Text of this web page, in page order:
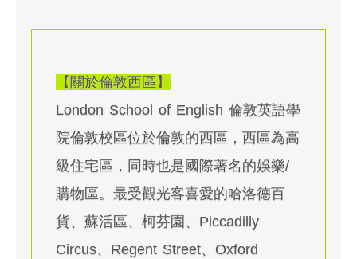
【關於倫敦西區】
London School of English 倫敦英語學
院倫敦校區位於倫敦的西區，西區為高
級住宅區，同時也是國際著名的娛樂/
購物區。最受觀光客喜愛的哈洛德百
貨、蘇活區、柯芬園、Piccadilly
Circus、Regent Street、Oxford